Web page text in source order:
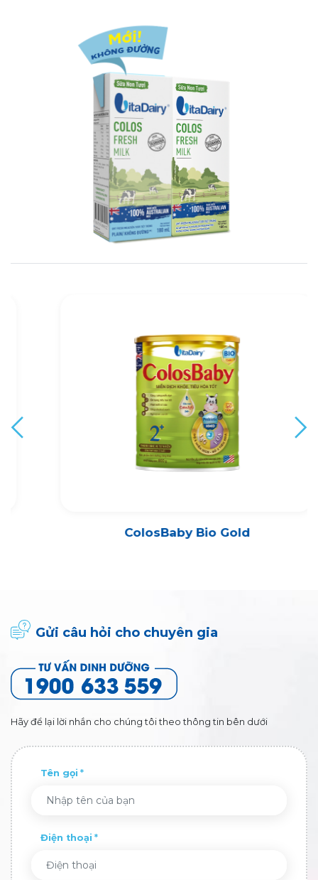
ColosBaby Bio Gold
Gửi câu hỏi cho chuyên gia
Hãy để lại lời nhắn cho chúng tôi theo thông tin bên dưới
Tên gọi
Điện thoại